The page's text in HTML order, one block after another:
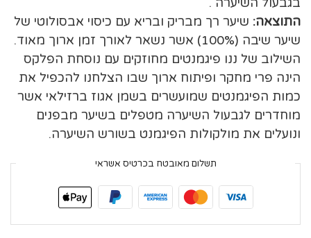
התוצאה: שיער רך מבריק ובריא עם כיסוי אבסולוטי של
שיער שיבה (100%) אשר נשאר לאורך זמן ארוך מאוד.
השילוב של ננו פיגמנטים מחוזקים עם נוסחת הפלקס
הינה פרי מחקר ופיתוח ארוך שבו הצלחנו להכפיל את
כמות הפיגמנטים שמועשרים בשמן אגוז ברזילאי אשר
מוחדרים לגבעול השיערה מטפלים בשיער מבפנים
ונועלים את מולקולות הפיגמנט בשורש השיערה.
תשלום מאובטח בכרטיס אשראי